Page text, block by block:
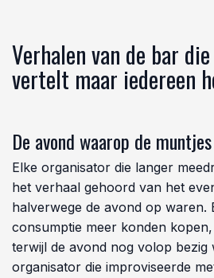
Verhalen van de bar
vertelt maar iedereen
De avond waarop de
Elke organisator die langer
het verhaal gehoord van het
halverwege de avond op waren.
consumptie meer konden
terwijl de avond nog volop bezig
organisator die improviseerde